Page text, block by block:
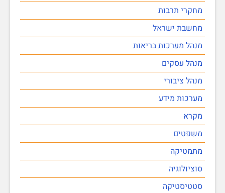
מחקרי תרבות
מחשבת ישראל
מנהל מערכות בריאות
מנהל עסקים
מנהל ציבורי
מערכות מידע
מקרא
משפטים
מתמטיקה
סוציולוגיה
סטטיסטיקה